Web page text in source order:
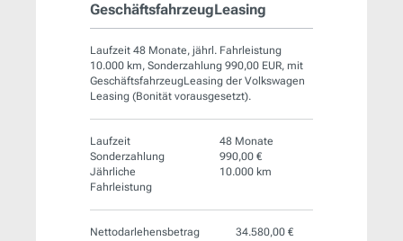
GeschäftsfahrzeugLeasing
Laufzeit 48 Monate, jährl. Fahrleistung
10.000 km, Sonderzahlung 990,00 EUR, mit
GeschäftsfahrzeugLeasing der Volkswagen
Leasing (Bonität vorausgesetzt).
Laufzeit
48 Monate
Sonderzahlung
990,00 €
Jährliche
Fahrleistung
10.000 km
Nettodarlehensbetrag
34.580,00 €